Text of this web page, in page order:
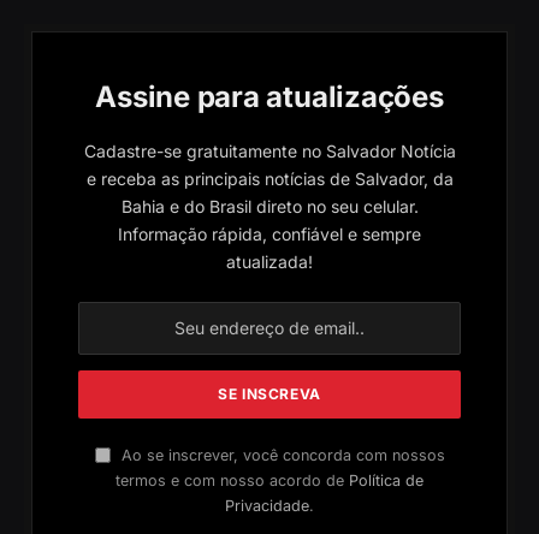
Assine para atualizações
Cadastre-se gratuitamente no Salvador Notícia
e receba as principais notícias de Salvador, da
Bahia e do Brasil direto no seu celular.
Informação rápida, confiável e sempre
atualizada!
Ao se inscrever, você concorda com nossos
termos e com nosso acordo de Política de
Privacidade.